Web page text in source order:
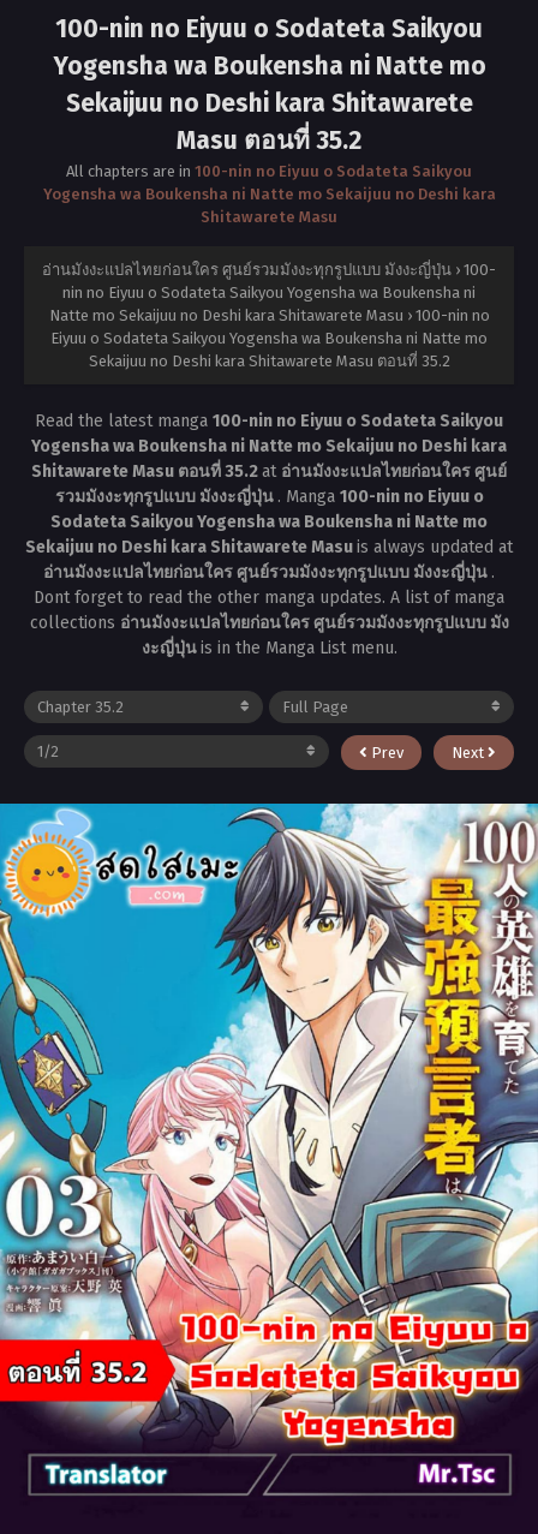
100-nin no Eiyuu o Sodateta Saikyou
Yogensha wa Boukensha ni Natte mo
Sekaijuu no Deshi kara Shitawarete
Masu ตอนที่ 35.2
All chapters are in 100-nin no Eiyuu o Sodateta Saikyou
Yogensha wa Boukensha ni Natte mo Sekaijuu no Deshi kara
Shitawarete Masu
อ่านมังงะแปลไทยก่อนใคร ศูนย์รวมมังงะทุกรูปแบบ มังงะญี่ปุ่น › 100-
nin no Eiyuu o Sodateta Saikyou Yogensha wa Boukensha ni
Natte mo Sekaijuu no Deshi kara Shitawarete Masu › 100-nin no
Eiyuu o Sodateta Saikyou Yogensha wa Boukensha ni Natte mo
Sekaijuu no Deshi kara Shitawarete Masu ตอนที่ 35.2
Read the latest manga 100-nin no Eiyuu o Sodateta Saikyou
Yogensha wa Boukensha ni Natte mo Sekaijuu no Deshi kara
Shitawarete Masu ตอนที่ 35.2at อ่านมังงะแปลไทยก่อนใคร ศูนย์
รวมมังงะทุกรูปแบบ มังงะญี่ปุ่น . Manga 100-nin no Eiyuu o
Sodateta Saikyou Yogensha wa Boukensha ni Natte mo
Sekaijuu no Deshi kara Shitawarete Masuis always updated at
อ่านมังงะแปลไทยก่อนใคร ศูนย์รวมมังงะทุกรูปแบบ มังงะญี่ปุ่น .
Dont forget to read the other manga updates. A list of manga
collections อ่านมังงะแปลไทยก่อนใคร ศูนย์รวมมังงะทุกรูปแบบ มัง
งะญี่ปุ่นis in the Manga List menu.
Prev Next